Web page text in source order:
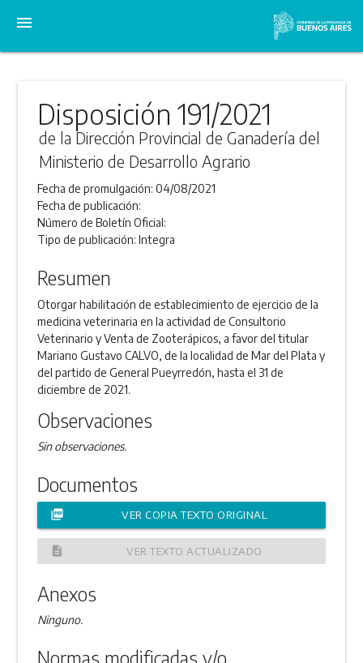
menu
Disposición 191/2021
de la Dirección Provincial de Ganadería del
Ministerio de Desarrollo Agrario
Fecha de promulgación:04/08/2021
Fecha de publicación:
Número de Boletín Oficial:
Tipo de publicación:Integra
Resumen
Otorgar habilitación de establecimiento de ejercicio de la
medicina veterinaria en la actividad de Consultorio
Veterinario y Venta de Zooterápicos, a favor del titular
Mariano Gustavo CALVO, de la localidad de Mar del Plata y
del partido de General Pueyrredón, hasta el 31 de
diciembre de 2021.
Observaciones
Sin observaciones.
Documentos
picture_as_pdf VER COPIA TEXTO ORIGINAL
description VER TEXTO ACTUALIZADO
Anexos
Ninguno.
Normas modificadas y/o